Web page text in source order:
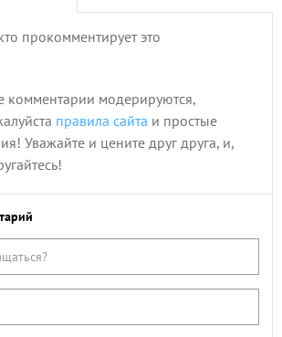
прокомментирует это
комментарии модерируются,
правила сайта и простые
Уважайте и цените друг друга, и,